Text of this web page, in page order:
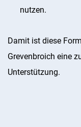
nutzen.
Damit ist diese
Grevenbroich eine
Unterstützung.